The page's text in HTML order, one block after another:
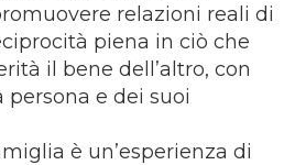
relazioni reali di
piena in ciò che
il bene dell’altro, con
persona e dei suoi
è un’esperienza di